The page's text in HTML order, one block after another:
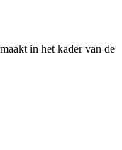
in het kader van de